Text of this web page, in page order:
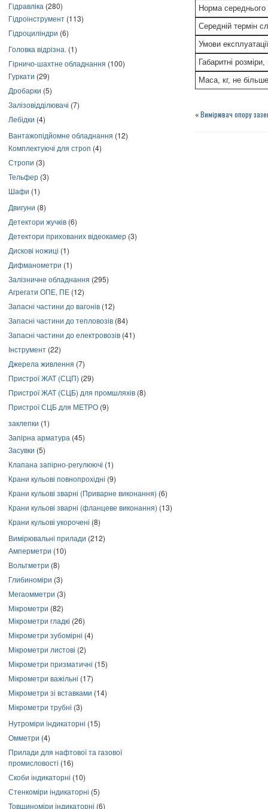
Гідравліка (280)
Гідроінструмент (113)
Гідроциліндри (6)
Головка відрізна. (1)
Гірничо-шахтне обладнання (100)
Гуркати (29)
Дробарки (5)
Залізовідділювачі (7)
Лебідки (4)
Вантажопідйомне обладнання (12)
Комплектуючі для строп (4)
Стропи (3)
Тельфер (3)
Шафи (1)
Двигуни (8)
Детектори жучків (6)
Детектори прихованих відеокамер (3)
Дискові ножиці (1)
Дифманометри (1)
Залізничне обладнання (295)
Агрегати ОПЕ, ПЕ (12)
Запасні частини до вагонів (12)
Запасні частини до тепловозів (84)
Запасні частини до електровозів (41)
Інструмент (22)
Джерела живлення (7)
Пристрої ЖАТ (СЦП) (29)
Пристрої ЖАТ (СЦБ) для промшляхів (8)
Пристрої СЦБ для МЕТРО (9)
заклепки (1)
Запірна арматура (45)
Засувки (5)
Клапана запірно-регулюючі (1)
Крани кульові повнопрохідні (9)
Крани кульові зварні (Приварне виконання) (6)
Крани кульові зварні (фланцеве виконання) (13)
Крани кульові укорочені (8)
Вимірювальні прилади (212)
Амперметри (10)
Вольтметри (8)
Глибиноміри (3)
Мегаомметри (3)
Мікрометри (82)
Мікрометри гладкі (26)
Мікрометри зубомірні (4)
Мікрометри листові (2)
Мікрометри призматичні (15)
Мікрометри важільні (17)
Мікрометри зі вставками (14)
Мікрометри трубні (3)
Нутроміри індикаторні (15)
Омметри (4)
Прилади для нафтової та газової
промисловості (16)
Скоби індикаторні (10)
Стенкоміри індикаторні (5)
Товщиноміри індикаторні (6)
Норма
Середній термін
Умови експлуатації
Габаритні
Маса, кг, не більше
«Вимірювач опору